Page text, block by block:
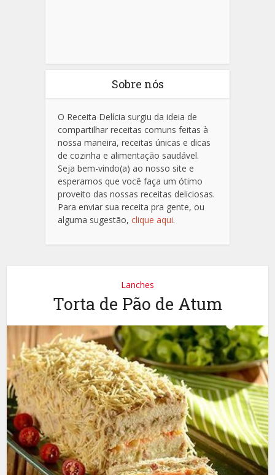
Sobre nós
O Receita Delícia surgiu da ideia de
compartilhar receitas comuns feitas à
nossa maneira, receitas únicas e dicas
de cozinha e alimentação saudável.
Seja bem-vindo(a) ao nosso site e
esperamos que você faça um ótimo
proveito das nossas receitas deliciosas.
Para enviar sua receita pra gente, ou
alguma sugestão, clique aqui.
Lanches
Torta de Pão de Atum